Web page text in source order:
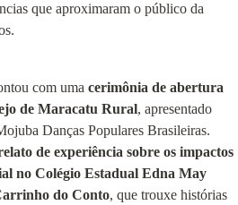
que aproximaram o público da
com uma cerimônia de abertura
de Maracatu Rural, apresentado
Danças Populares Brasileiras.
de experiência sobre os impactos
no Colégio Estadual Edna May
do Conto, que trouxe histórias